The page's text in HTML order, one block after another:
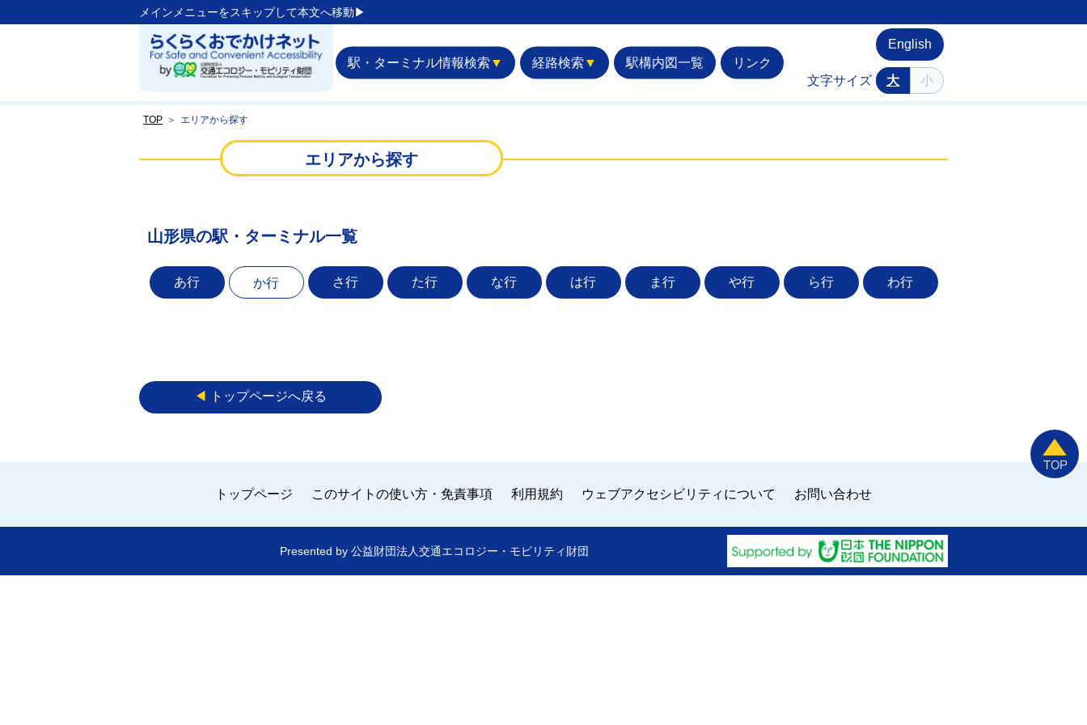
メインメニューをスキップして本文へ移動▶︎
駅・ターミナル情報検索 ▼ 経路検索 ▼ 駅構内図一覧 リンク
English
文字サイズ 大 小
TOP ＞ エリアから探す
エリアから探す
山形県の駅・ターミナル一覧
あ行 か行 さ行 た行 な行 は行 ま行 や行 ら行 わ行
◀︎ トップページへ戻る
トップページ このサイトの使い方・免責事項 利用規約 ウェブアクセシビリティについて お問い合わせ
Presented by 公益財団法人交通エコロジー・モビリティ財団